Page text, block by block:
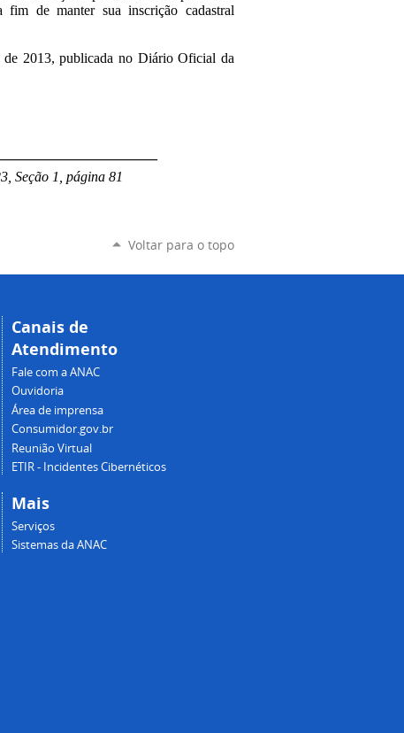
fim de manter sua inscrição cadastral
2013, publicada no Diário Oficial da
Seção 1, página 81
Voltar para o topo
Canais de
Atendimento
Fale com a ANAC
Ouvidoria
Área de imprensa
Consumidor.gov.br
Reunião Virtual
ETIR - Incidentes Cibernéticos
Mais
Serviços
Sistemas da ANAC